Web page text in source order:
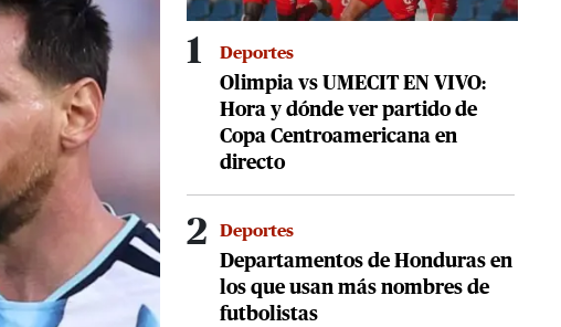
1 Deportes
Olimpia vs UMECIT EN VIVO:
Hora y dónde ver partido de
Copa Centroamericana en
directo
2 Deportes
Departamentos de Honduras en
los que usan más nombres de
futbolistas